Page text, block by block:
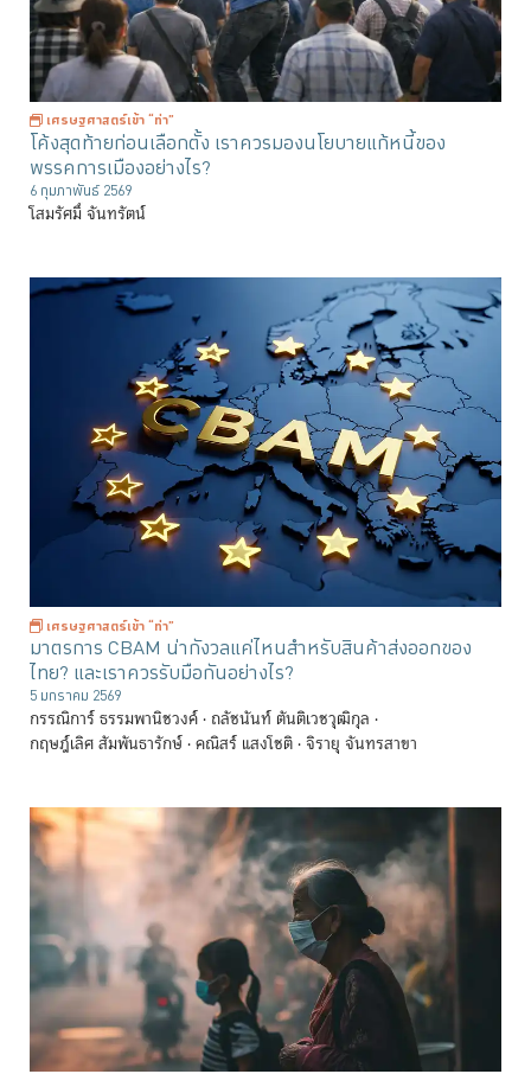
เศรษฐศาสตร์เข้า “ท่า”
โค้งสุดท้ายก่อนเลือกตั้ง เราควรมองนโยบายแก้หนี้ของ
พรรคการเมืองอย่างไร?
6 กุมภาพันธ์ 2569
โสมรัศมิ์ จันทรัตน์
เศรษฐศาสตร์เข้า “ท่า”
มาตรการ CBAM น่ากังวลแค่ไหนสำหรับสินค้าส่งออกของ
ไทย? และเราควรรับมือกันอย่างไร?
5 มกราคม 2569
กรรณิการ์ ธรรมพานิชวงค์ ถลัชนันท์ ตันติเวชวุฒิกุล
กฤษฎ์เลิศ สัมพันธารักษ์ คณิสร์ แสงโชติ จิรายุ จันทรสาขา